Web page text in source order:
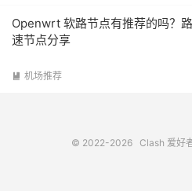
Openwrt 软路节点有推荐的吗？
速节点分享
 机场推荐
© 2022-2026 Clash 爱好